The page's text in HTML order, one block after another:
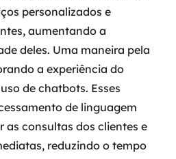
personalizados e
aumentando a
deles. Uma maneira pela
a experiência do
de chatbots. Esses
de linguagem
as consultas dos clientes e
reduzindo o tempo